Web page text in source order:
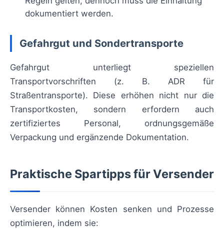
dokumentiert werden.
Gefahrgut und Sondertransporte
Gefahrgut unterliegt speziellen
Transportvorschriften (z. B. ADR für
Straßentransporte). Diese erhöhen nicht nur die
Transportkosten, sondern erfordern auch
zertifiziertes Personal, ordnungsgemäße
Verpackung und ergänzende Dokumentation.
Praktische Spartipps für Versender
Versender können Kosten senken und Prozesse
optimieren, indem sie: